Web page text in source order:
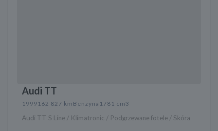
Audi TT
1999 162 827 km Benzyna 1781 cm3
Audi TT S Line / Klimatronic / Podgrzewane fotele / Skóra